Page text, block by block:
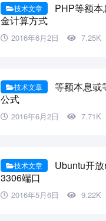
技术文章
PHP等额
金计算方式
2016年6月2日 7.25K
技术文章
等额本息或
公式
2016年6月2日 7.71K
技术文章
Ubuntu开
3306端口
2016年5月6日 9.22K